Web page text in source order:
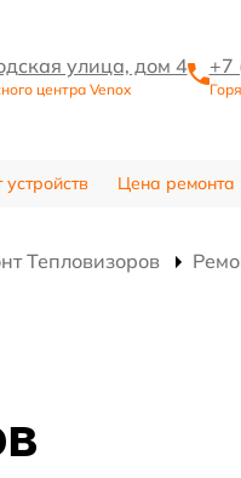
улица, дом 4
центра Venox
+7
Цена ремонта
Тепловизоров